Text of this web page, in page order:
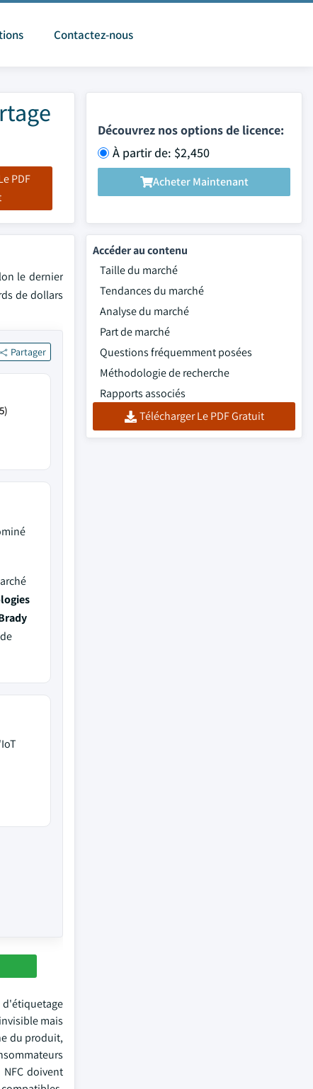
Contactez-nous
PDF
Découvrez nos options de licence:
À partir de: $2,450
Acheter Maintenant
le dernier
de dollars
Partager
mais
du produit,
doivent
Accéder au contenu
Taille du marché
Tendances du marché
Analyse du marché
Part de marché
Questions fréquemment posées
Méthodologie de recherche
Rapports associés
Télécharger Le PDF Gratuit